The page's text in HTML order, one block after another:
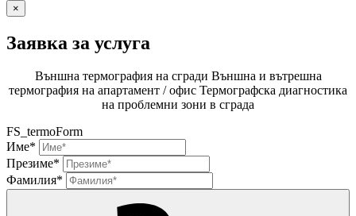
×
Заявка за услуга
Външна термография на сгради Външна и вътрешна
термография на апартамент / офис Термографска диагностика
на проблемни зони в сграда
FS_termoForm
Име*
Презиме*
Фамилия*